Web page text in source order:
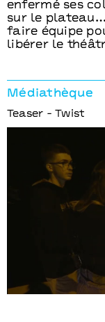
enfermé ses
sur le
faire équipe
libérer le
Médiathèque
Teaser - Twist